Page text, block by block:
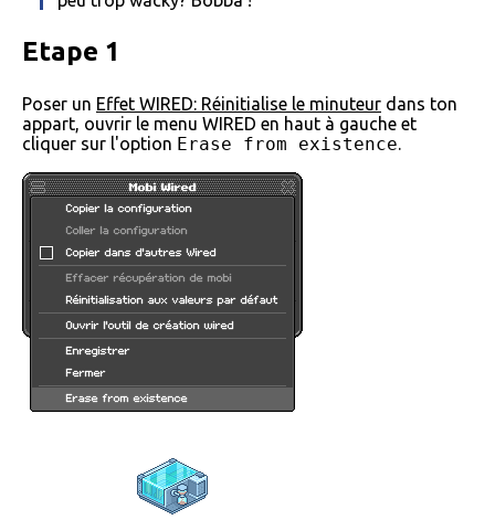
Etape 1
Poser un Effet WIRED: Réinitialise le minuteur dans ton
appart, ouvrir le menu WIRED en haut à gauche et
cliquer sur l'option Erase from existence.